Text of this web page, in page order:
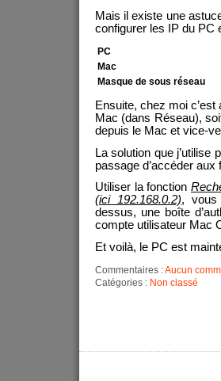
Mais il existe une
configurer les IP du PC
PC
Mac
Masque de sous réseau
Ensuite, chez moi
Mac (dans Réseau),
depuis le Mac et vice-
La solution que j’utilise
passage d’accéder
Utiliser la fonction
(ici 192.168.0.2), vous
dessus, une boîte
compte utilisateur Mac
Et voilà, le PC est
Commentaires :Aucun
Catégories : Non classé